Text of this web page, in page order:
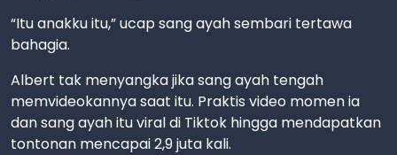
“Itu anakku itu,” ucap sang ayah sembari tertawa
bahagia.
Albert tak menyangka jika sang ayah tengah
memvideokannya saat itu. Praktis video momen ia
dan sang ayah itu viral di Tiktok hingga mendapatkan
tontonan mencapai 2,9 juta kali.